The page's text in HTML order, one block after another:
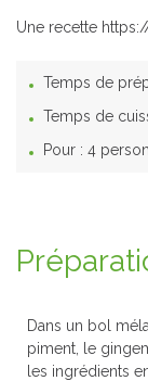
Une recette
Temps de
Temps de
Pour : 4
Dans un bol
piment, le
les ingrédients